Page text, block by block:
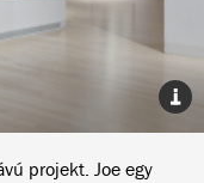
projekt. Joe egy